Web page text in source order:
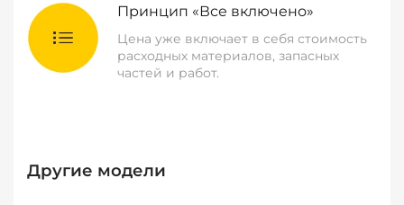
Принцип «Все включено»
Цена уже включает в себя стоимость
расходных материалов, запасных
частей и работ.
Другие модели